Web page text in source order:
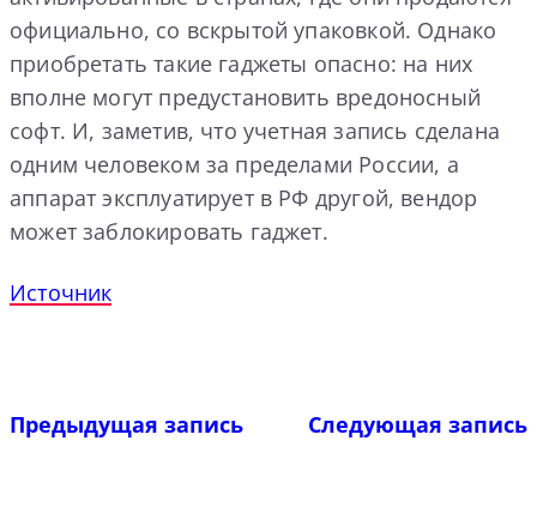
официально, со вскрытой упаковкой. Однако
приобретать такие гаджеты опасно: на них
вполне могут предустановить вредоносный
софт. И, заметив, что учетная запись сделана
одним человеком за пределами России, а
аппарат эксплуатирует в РФ другой, вендор
может заблокировать гаджет.
Источник
Предыдущая запись Следующая запись